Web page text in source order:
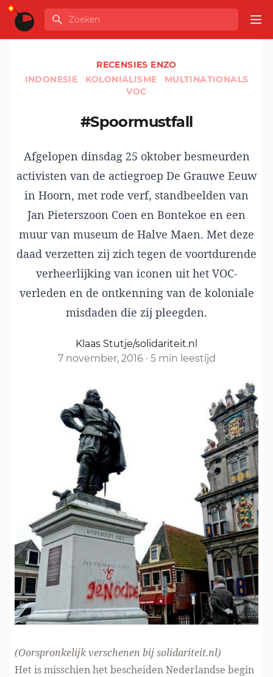
Ga naar de inhoud
GLOBALINFO
Zoeken
RECENSIES ENZO
INDONESIE
KOLONIALISME
MULTINATIONALS
VOC
#Spoormustfall
Afgelopen dinsdag 25 oktober besmeurden
activisten van de actiegroep De Grauwe Eeuw
in Hoorn, met rode verf, standbeelden van
Jan Pieterszoon Coen en Bontekoe en een
muur van museum de Halve Maen. Met deze
daad verzetten zij zich tegen de voortdurende
verheerlijking van iconen uit het VOC-
verleden en de ontkenning van de koloniale
misdaden die zij pleegden.
Klaas Stutje/solidariteit.nl
7 november, 2016 · 5 min leestijd
(Oorspronkelijk verschenen bij solidariteit.nl)
Het is misschien het bescheiden Nederlandse begin